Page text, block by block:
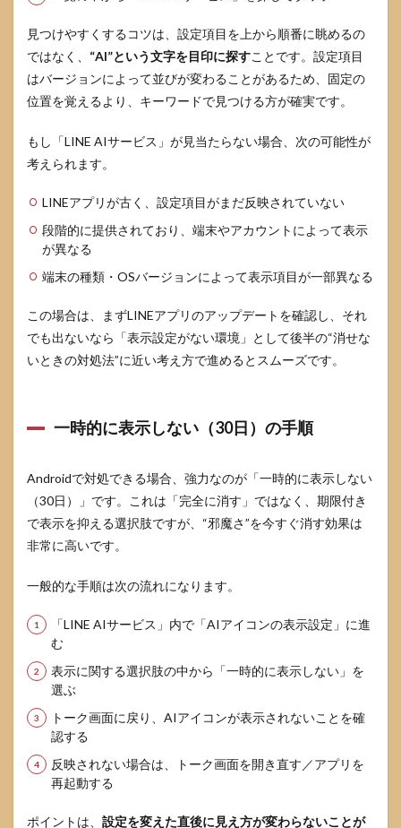
見つけやすくするコツは、設定項目を上から順番に眺めるの
ではなく、 “AI”という文字を目印に探すことです。設定項目
はバージョンによって並びが変わることがあるため、固定の
位置を覚えるより、キーワードで見つける方が確実です。
もし「LINE AIサービス」が見当たらない場合、次の可能性が
考えられます。
LINEアプリが古く、設定項目がまだ反映されていない
段階的に提供されており、端末やアカウントによって表示
が異なる
端末の種類・OSバージョンによって表示項目が一部異なる
この場合は、まずLINEアプリのアップデートを確認し、それ
でも出ないなら「表示設定がない環境」として後半の“消せな
いときの対処法”に近い考え方で進めるとスムーズです。
一時的に表示しない（30日）の手順
Androidで対処できる場合、強力なのが「一時的に表示しない
（30日）」です。これは「完全に消す」ではなく、期限付き
で表示を抑える選択肢ですが、“邪魔さ”を今すぐ消す効果は
非常に高いです。
一般的な手順は次の流れになります。
「LINE AIサービス」内で「AIアイコンの表示設定」に進
む
表示に関する選択肢の中から「一時的に表示しない」を
選ぶ
トーク画面に戻り、AIアイコンが表示されないことを確
認する
反映されない場合は、トーク画面を開き直す／アプリを
再起動する
ポイントは、 設定を変えた直後に見え方が変わらないことが